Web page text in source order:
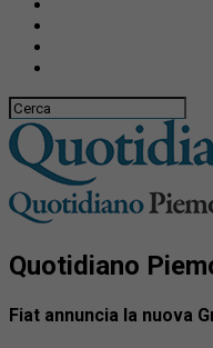
Quotidiano
Fiat annuncia la nuova